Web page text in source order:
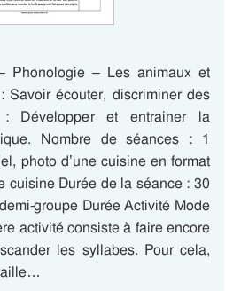
Phonologie – Les animaux et
Savoir écouter, discriminer des
: Développer et entrainer la
Nombre de séances : 1
photo d’une cuisine en format
cuisine Durée de la séance : 30
groupe Durée Activité Mode
activité consiste à faire encore
les syllabes. Pour cela,